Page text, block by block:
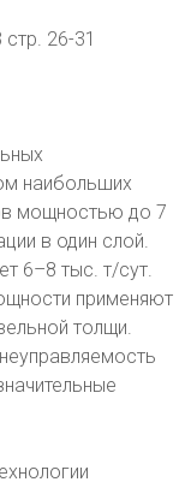
26-31
наибольших
мощностью до 7
в один слой.
6–8 тыс. т/сут.
применяют
толщи.